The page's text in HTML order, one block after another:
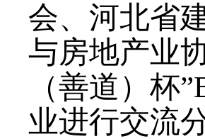
会、河北省
与房地产业
（善道）杯”
业进行交流